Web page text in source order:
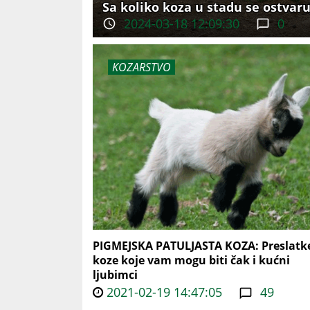
Sa koliko koza u stadu se
2024-03-18 12:09:30
0
KOZARSTVO
PIGMEJSKA PATULJASTA KOZA:
koze koje vam mogu biti čak i kućni
ljubimci
2021-02-19 14:47:05 49